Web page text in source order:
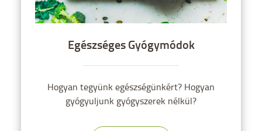
Egészséges Gyógymódok
Hogyan tegyünk egészségünkért? Hogyan
gyógyuljunk gyógyszerek nélkül?